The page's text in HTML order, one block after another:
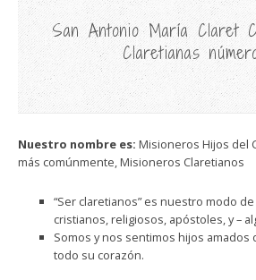
San Antonio María Claret
Claretianas
Nuestro nombre es: Misioneros Hijos del
más comúnmente, Misioneros Claretianos
“Ser claretianos” es nuestro modo
cristianos, religiosos, apóstoles, y –
Somos y nos sentimos hijos amados
todo su corazón.